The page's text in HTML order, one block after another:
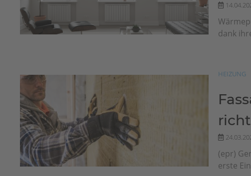
dank
HEIZUNG
(epr)
erste